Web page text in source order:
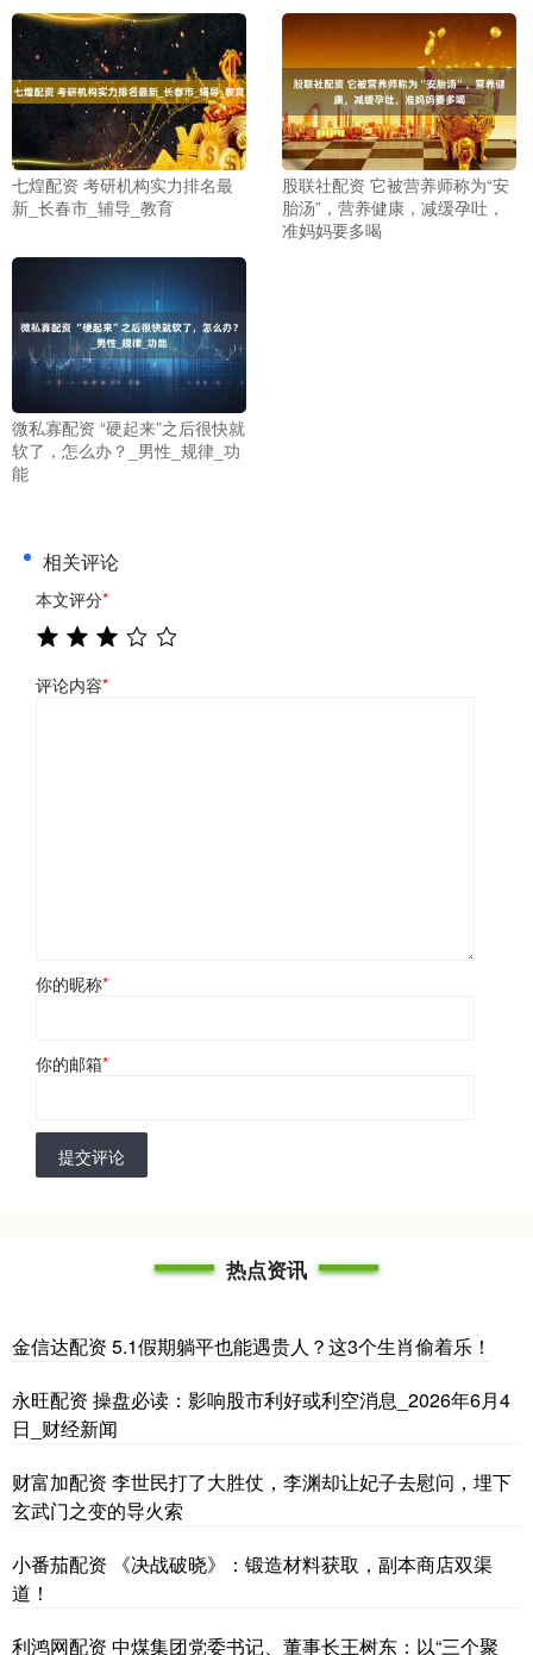
七煌配资 考研机构实力排名最
新_长春市_辅导_教育
股联社配资 它被营养师称为“安
胎汤”，营养健康，减缓孕吐，
准妈妈要多喝
微私寡配资 “硬起来”之后很快就
软了，怎么办？_男性_规律_功
能
相关评论
本文评分*
评论内容*
你的昵称*
你的邮箱*
提交评论
热点资讯
金信达配资 5.1假期躺平也能遇贵人？这3个生肖偷着乐！
永旺配资 操盘必读：影响股市利好或利空消息_2026年6月4
日_财经新闻
财富加配资 李世民打了大胜仗，李渊却让妃子去慰问，埋下
玄武门之变的导火索
小番茄配资 《决战破晓》：锻造材料获取，副本商店双渠
道！
利鸿网配资 中煤集团党委书记、董事长王树东：以“三个聚